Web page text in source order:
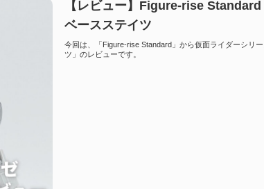
【レビュー】Figure-rise
ベースステイツ
今回は、「Figure-rise Standard」から仮面ライダーシリ
ツ」のレビューです。